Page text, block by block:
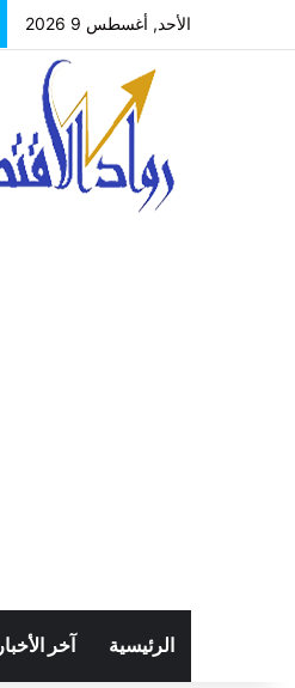
الأحد, أغسطس 9 2026
الرئيسية آخر الأخبار